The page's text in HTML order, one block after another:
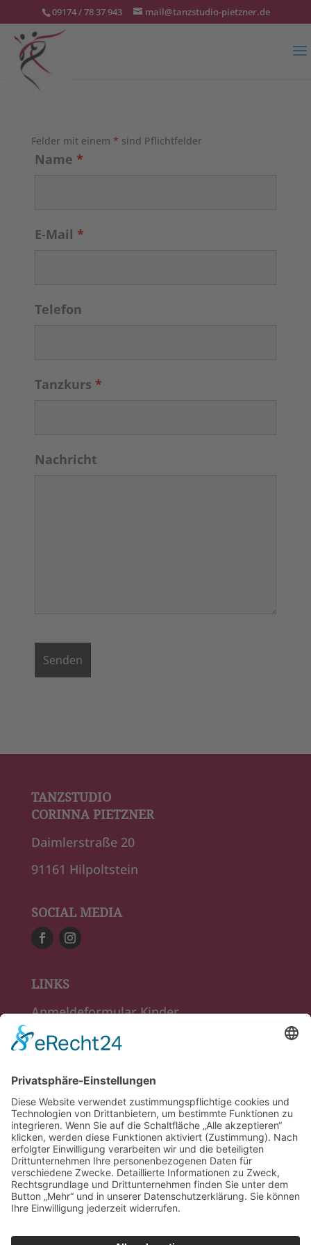
09174 / 78 37 943 mail@tanzstudio-pietzner.de
Felder mit einem * sind Pflichtfelder
Name *
E-Mail *
Telefon
Tanzkurs *
Nachricht
TANZSTUDIO
CORINNA PIETZNER
Daimlerstraße 20
91161 Hilpoltstein
SOCIAL MEDIA
LINKS
Anmeldeformular Kinder
Anmeldeformular Erwachsene
Tanzkurse Erwachsene
Veranstaltungen
RECHTLICHES
Impressum
Datenschutz